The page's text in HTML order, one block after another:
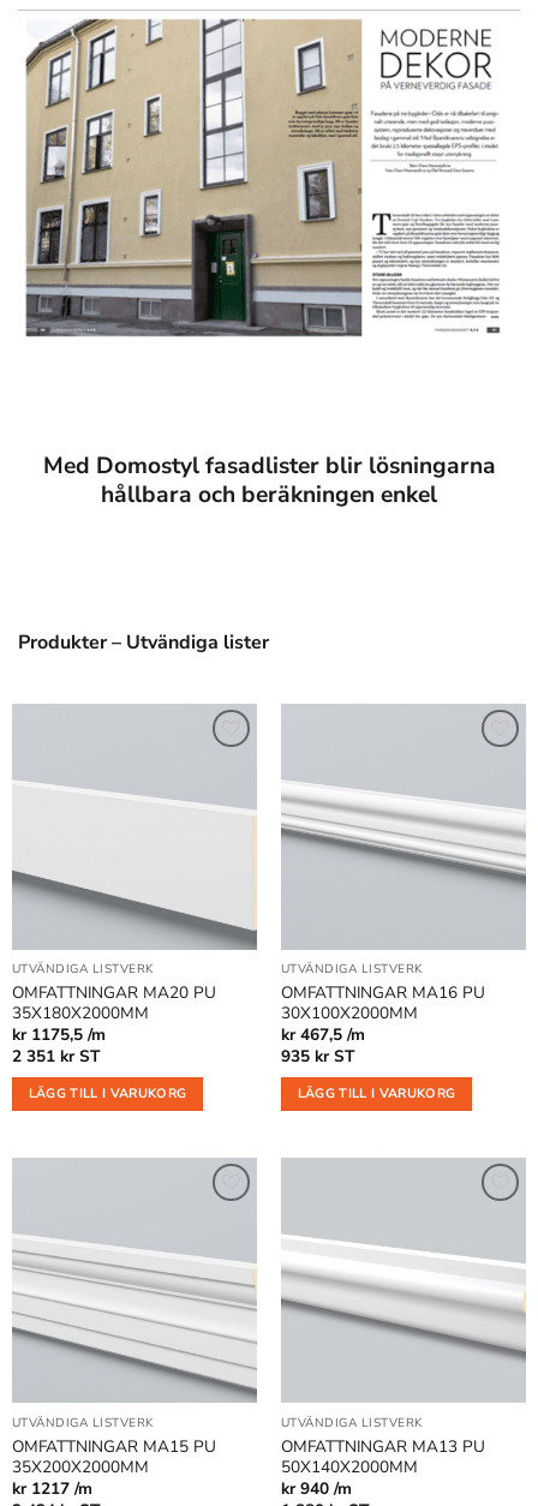
Med Domostyl fasadlister blir lösningarna
hållbara och beräkningen enkel
Produkter – Utvändiga lister
i
UTVÄNDIGA LISTVERK
OMFATTNINGAR MA20 PU
35X180X2000MM
kr 1175,5 /m
2 351 kr ST
LÄGG TILL I VARUKORG
i
önskelistan
UTVÄNDIGA LISTVERK
OMFATTNINGAR MA16 PU
30X100X2000MM
kr 467,5 /m
935 kr ST
LÄGG TILL I VARUKORG
i
önskelistan
UTVÄNDIGA LISTVERK
OMFATTNINGAR MA15 PU
35X200X2000MM
kr 1217 /m
i
önskelistan
UTVÄNDIGA LISTVERK
OMFATTNINGAR MA13 PU
50X140X2000MM
kr 940 /m